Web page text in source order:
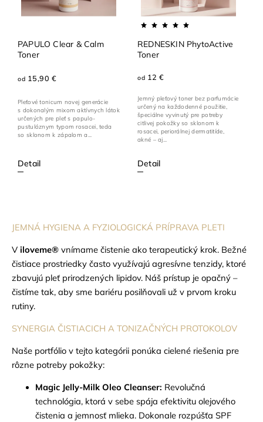
PAPULO Clear & Calm
Toner
od 15,90 €
Detail
Pleťové tonicum novej generácie
s dokonalým mixom aktívnych látok
určených pre pleť s papulo-
pustulóznym typom rosacei, teda
so sklonom k zápalom a...
REDNESKIN PhytoActive
Toner
od 12 €
Detail
Jemný pleťový toner bez parfumácie
určený na každodenné použitie,
špeciálne vyvinutý pre potreby
citlivej pokožky so sklonom k
rosacei, periorálnej dermatitíde,
akné – aj...
JEMNÁ HYGIENA A FYZIOLOGICKÁ PRÍPRAVA PLETI
V iloveme® vnímame čistenie ako terapeutický krok. Bežné
čistiace prostriedky často využívajú agresívne tenzidy, ktoré
zbavujú pleť prirodzených lipidov. Náš prístup je opačný –
čistíme tak, aby sme bariéru posilňovali už v prvom kroku
rutiny.
SYNERGIA ČISTIACICH A TONIZAČNÝCH PROTOKOLOV
Naše portfólio v tejto kategórii ponúka cielené riešenia pre
rôzne potreby pokožky:
Magic Jelly-Milk Oleo Cleanser: Revolučná
technológia, ktorá v sebe spája efektivitu olejového
čistenia a jemnosť mlieka. Dokonale rozpúšťa SPF